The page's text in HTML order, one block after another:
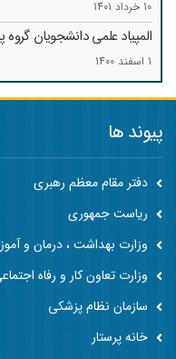
10 خرداد 1401
المپیاد علمی دانشجویان
1 اسفند 1400
پیوند ها
دفتر مقام معظم رهبری
ریاست جمهوری
وزارت بهداشت ، درمان و
وزارت تعاون کار و رفاه
سازمان نظام پزشکی
خانه پرستار